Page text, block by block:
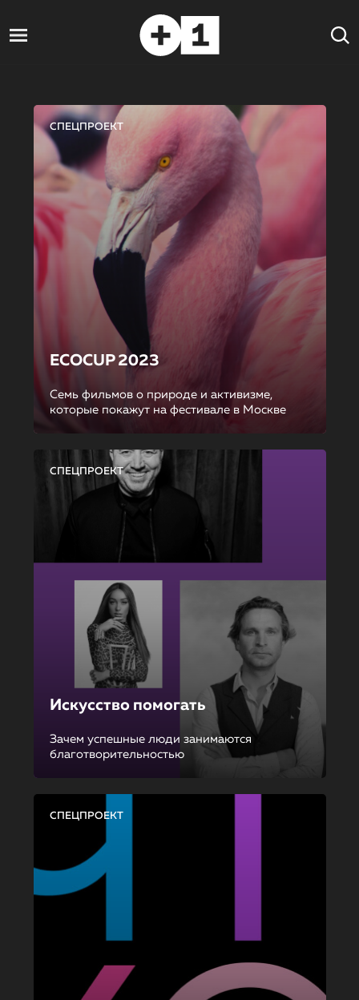
СПЕЦПРОЕКТ
ECOCUP 2023
Семь фильмов о природе и активизме,
которые покажут на фестивале в Москве
СПЕЦПРОЕКТ
Искусство помогать
Зачем успешные люди занимаются
благотворительностью
СПЕЦПРОЕКТ